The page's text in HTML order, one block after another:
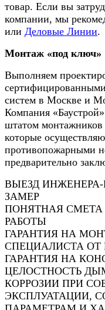
товар. Если вы
компании, мы
или Деловые Линии.
Монтаж «под ключ»
Выполняем
систем в Москве и
Компания
штатом монтажников
которые
противопожарными
предварительно
ВЫЕЗД
ЗАМЕР
ПОНЯТНАЯ СМЕТА
РАБОТЫ
ГАРАНТИЯ НА
СПЕЦИАЛИСТА
ГАРАНТИЯ НА
ЦЕЛОСТНОСТЬ
КОРРОЗИИ ПРИ
ЭКСПЛУАТАЦИИ,